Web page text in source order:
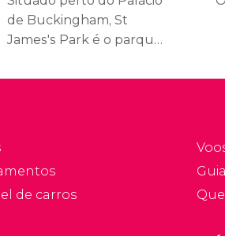
de Buckingham, St
James's Park é o parque
cidade. É um pulmão
de carros